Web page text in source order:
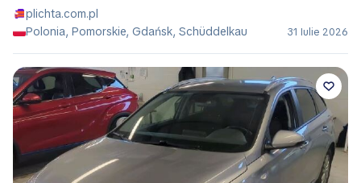
plichta.com.pl
Polonia, Pomorskie, Gdańsk, Schüddelkau
31 Iulie 2026